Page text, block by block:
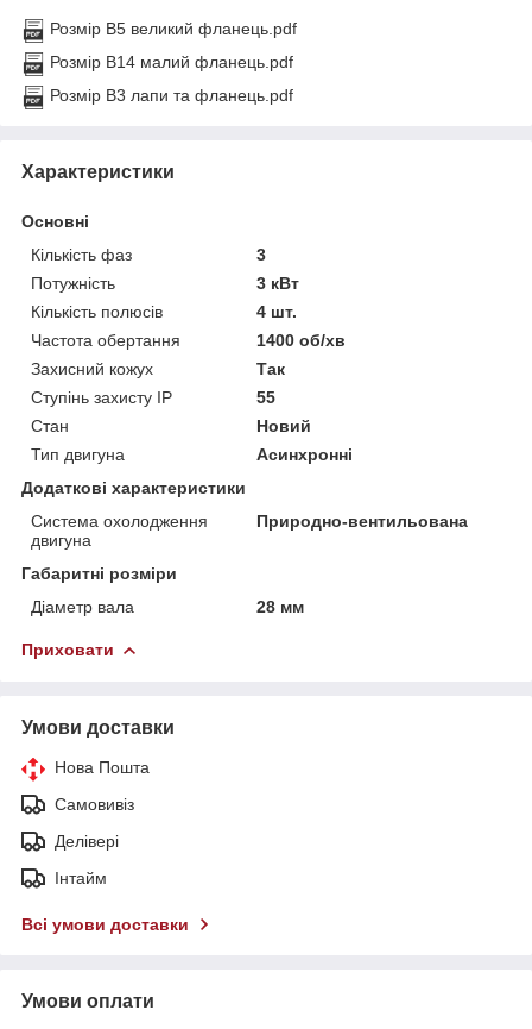
Розмір B5 великий фланець.pdf
Розмір B14 малий фланець.pdf
Розмір B3 лапи та фланець.pdf
Характеристики
Основні
Кількість фаз
3
Потужність
3 кВт
Кількість полюсів
4 шт.
Частота обертання
1400 об/хв
Захисний кожух
Так
Ступінь захисту IP
55
Стан
Новий
Тип двигуна
Асинхронні
Додаткові характеристики
Система охолодження
двигуна
Природно-вентильована
Габаритні розміри
Діаметр вала
28 мм
Приховати
Умови доставки
Нова Пошта
Самовивіз
Делівері
Інтайм
Всі умови доставки
Умови оплати